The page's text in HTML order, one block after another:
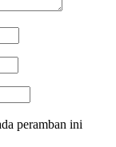
peramban ini